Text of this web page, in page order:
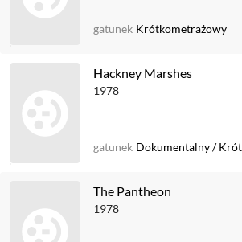
gatunek Krótkometrażowy
Hackney Marshes
1978
gatunek Dokumentalny/
The Pantheon
1978